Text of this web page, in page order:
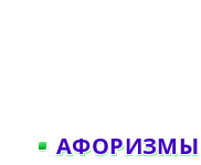
АФОРИЗМЫ